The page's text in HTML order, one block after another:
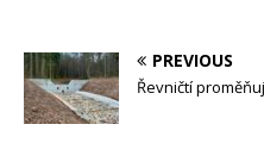
PREVIOUS
Řevničtí